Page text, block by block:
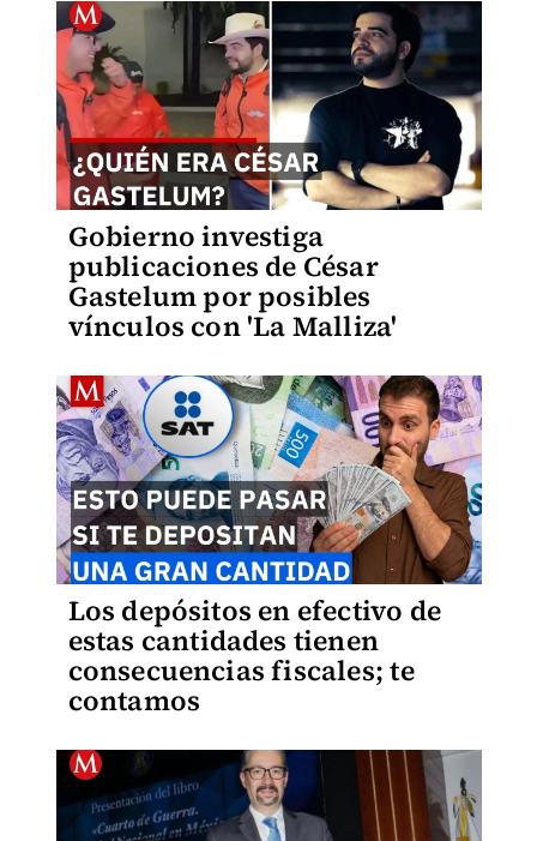
Gobierno investiga
publicaciones de César
Gastelum por posibles
vínculos con 'La Malliza'
Los depósitos en efectivo de
estas cantidades tienen
consecuencias fiscales; te
contamos